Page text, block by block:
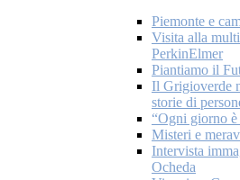
Piemonte e
Visita alla
PerkinElmer
Piantiamo il
Il Grigioverde
storie di
“Ogni giorno
Misteri e
Intervista
Ocheda